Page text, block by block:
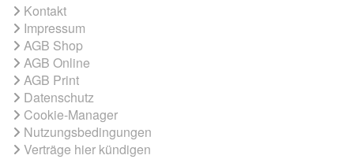
Kontakt
Impressum
AGB Shop
AGB Online
AGB Print
Datenschutz
Cookie-Manager
Nutzungsbedingungen
Verträge hier kündigen